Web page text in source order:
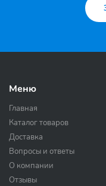
Меню
Главная
Каталог товаров
Доставка
Вопросы и ответы
О компании
Отзывы